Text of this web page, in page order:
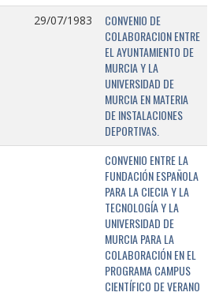
29/07/1983
CONVENIO DE
COLABORACION ENTRE
EL AYUNTAMIENTO DE
MURCIA Y LA
UNIVERSIDAD DE
MURCIA EN MATERIA
DE INSTALACIONES
DEPORTIVAS.
CONVENIO ENTRE LA
FUNDACIÓN ESPAÑOLA
PARA LA CIECIA Y LA
TECNOLOGÍA Y LA
UNIVERSIDAD DE
MURCIA PARA LA
COLABORACIÓN EN EL
PROGRAMA CAMPUS
CIENTÍFICO DE VERANO